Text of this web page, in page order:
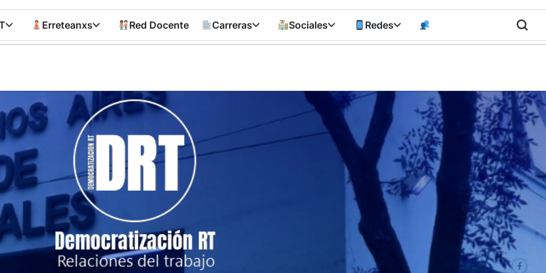
Erreteanxs Red Docente Carreras Sociales Redes
RT